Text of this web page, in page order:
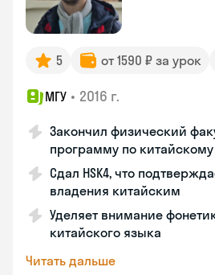
5 от 1590 ₽ за урок
МГУ • 2016 г.
Закончил физический
программу по
Сдал HSK4, что
владения китайским
Уделяет внимание
китайского языка
Читать дальше